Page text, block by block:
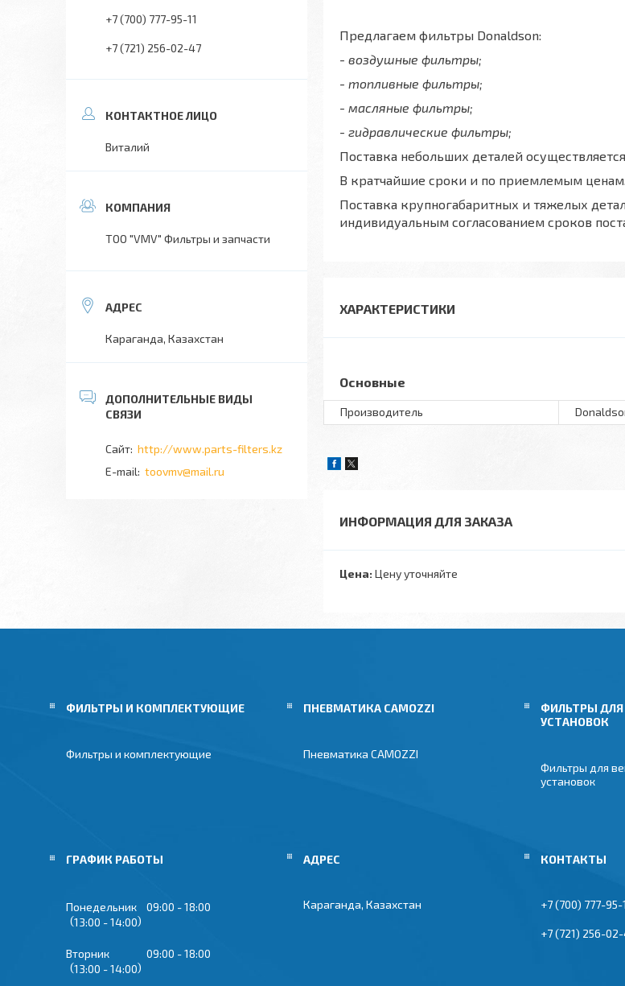
Предлагаем фильтры Donaldson:
- воздушные фильтры;
- топливные фильтры;
- масляные фильтры;
- гидравлические фильтры;
Поставка небольших деталей
В кратчайшие сроки и по приемлемым ценам.
Поставка крупногабаритных и тяжелых
индивидуальным согласованием сроков
ХАРАКТЕРИСТИКИ
Основные
Производитель
ИНФОРМАЦИЯ ДЛЯ ЗАКАЗА
Цена: Цену уточняйте
+7 (700) 777-95-11
+7 (721) 256-02-47
Виталий
ТОО "VMV" Фильтры и запчасти
Караганда, Казахстан
http://www.parts-filters.kz
toovmv@mail.ru
ФИЛЬТРЫ И КОМПЛЕКТУЮЩИЕ
Фильтры и комплектующие
ПНЕВМАТИКА CAMOZZI
Пневматика CAMOZZI
ФИЛЬТРЫ
УСТАНОВОК
Фильтры для
установок
ГРАФИК РАБОТЫ
Понедельник 09:00
18:00
13:00
14:00
Вторник 09:00
18:00
13:00
14:00
Караганда, Казахстан +7 (700) 777-95-
+7 (721) 256-